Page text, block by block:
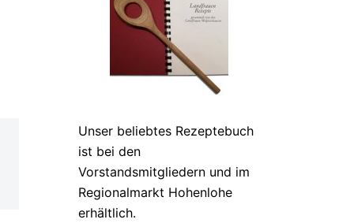
Unser beliebtes Rezeptebuch
ist bei den
Vorstandsmitgliedern und im
Regionalmarkt Hohenlohe
erhältlich.